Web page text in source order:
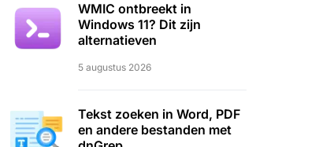
WMIC ontbreekt in
Windows 11? Dit zijn
alternatieven
5 augustus 2026
Tekst zoeken in Word, PDF
en andere bestanden met